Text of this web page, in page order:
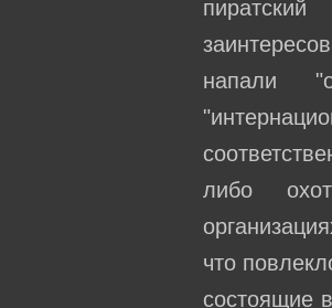
напали
либо
что
состоящие